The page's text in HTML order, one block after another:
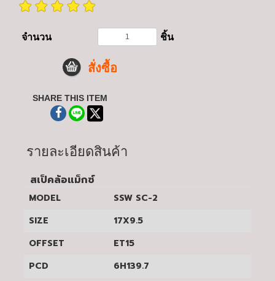
จำนวน ชิ้น
สั่งซื้อ
SHARE THIS ITEM
รายละเอียดสินค้า
สเป็คล้อแม็กซ์
MODEL
SSW SC-2
SIZE
17X9.5
OFFSET
ET15
PCD
6H139.7